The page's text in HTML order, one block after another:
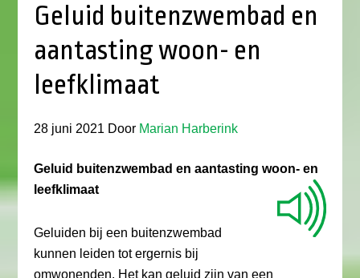
Geluid buitenzwembad en
aantasting woon- en
leefklimaat
28 juni 2021 Door Marian Harberink
Geluid buitenzwembad en aantasting woon- en
leefklimaat
Geluiden bij een buitenzwembad
kunnen leiden tot ergernis bij
omwonenden. Het kan geluid zijn van een